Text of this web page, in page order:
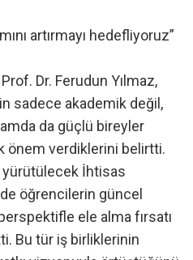
artırmayı hedefliyoruz”
Dr. Ferudun Yılmaz,
sadece akademik değil,
da güçlü bireyler
önem verdiklerini belirtti.
yürütülecek İhtisas
öğrencilerin güncel
ele alma fırsatı
Bu tür iş birliklerinin